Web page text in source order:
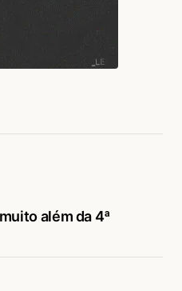
além da 4ª